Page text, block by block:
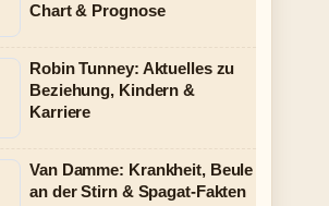
Chart & Prognose
Robin Tunney: Aktuelles zu
Beziehung, Kindern &
Karriere
Van Damme: Krankheit, Beule
an der Stirn & Spagat-Fakten